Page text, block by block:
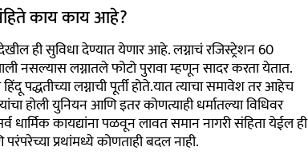
काय काय आहे?
ही सुविधा देण्यात येणार आहे. लग्नाचं रजिस्ट्रेशन 60
नसल्यास लग्नातले फोटो पुरावा म्हणून सादर करता येतात.
पद्धतीच्या लग्नाची पूर्ती होते.यात त्याचा समावेश तर आहेच
होली युनियन आणि इतर कोणत्याही धर्मातल्या विधिवर
कायद्यांना पळवून लावत समान नागरी संहिता येईल ही
प्रथांमध्ये कोणताही बदल नाही.